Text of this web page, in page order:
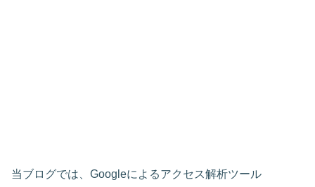
当ブログでは、Googleによるアクセス解析ツール